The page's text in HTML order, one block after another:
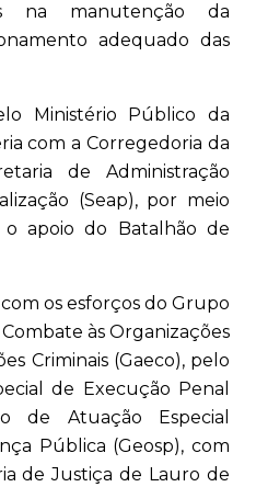
na manutenção da
adequado das
Ministério Público da
com a Corregedoria da
de Administração
(Seap), por meio
apoio do Batalhão de
os esforços do Grupo
às Organizações
Criminais (Gaeco), pelo
de Execução Penal
de Atuação Especial
Pública (Geosp), com
de Justiça de Lauro de